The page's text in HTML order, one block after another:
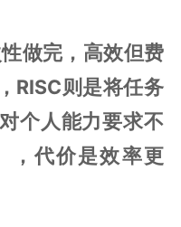
做完，高效但费
，RISC则是将任务
个人能力要求不
，代价是效率更